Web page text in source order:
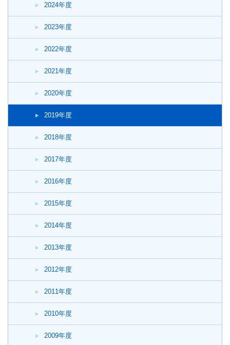
2024年度
2023年度
2022年度
2021年度
2020年度
2019年度
2018年度
2017年度
2016年度
2015年度
2014年度
2013年度
2012年度
2011年度
2010年度
2009年度